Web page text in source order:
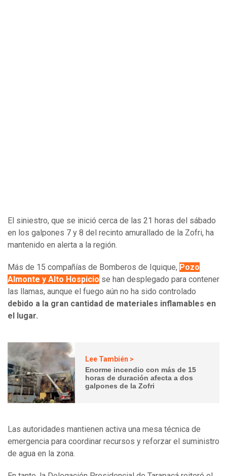
El siniestro, que se inició cerca de las 21 horas del sábado
en los galpones 7 y 8 del recinto amurallado de la Zofri, ha
mantenido en alerta a la región.
Más de 15 compañías de Bomberos de Iquique, Pozo
Almonte y Alto Hospicio se han desplegado para contener
las llamas, aunque el fuego aún no ha sido controlado
debido a la gran cantidad de materiales inflamables en
el lugar.
Lee También >
Enorme incendio con más de 15
horas de duración afecta a dos
galpones de la Zofri
Las autoridades mantienen activa una mesa técnica de
emergencia para coordinar recursos y reforzar el suministro
de agua en la zona.